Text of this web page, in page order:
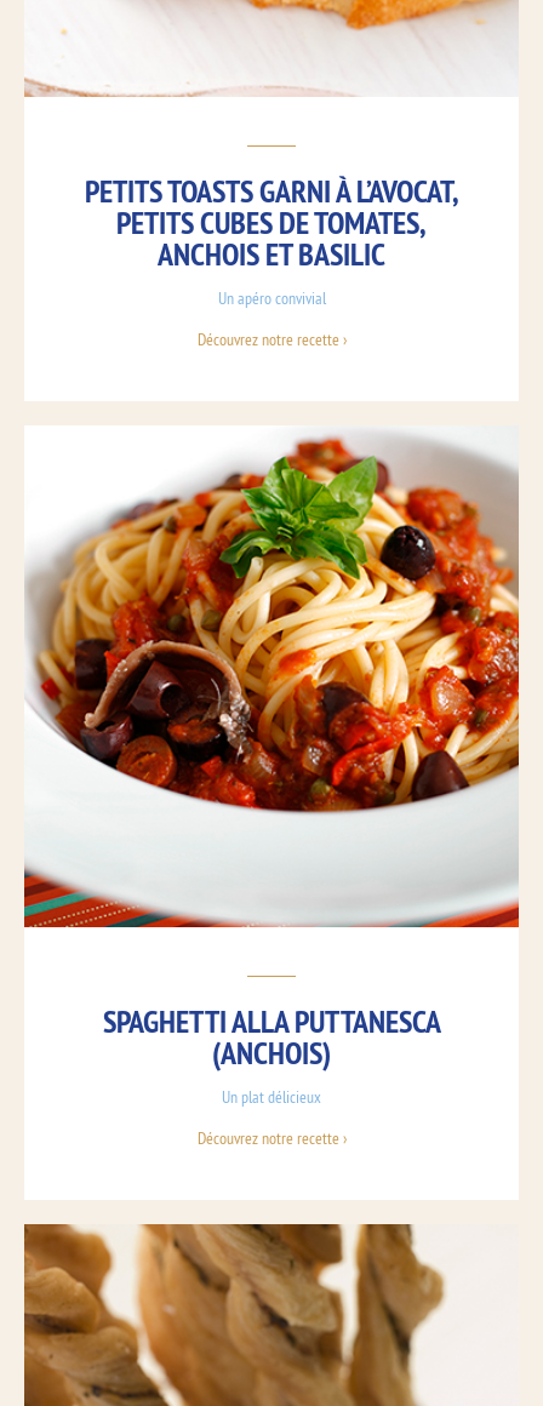
PETITS TOASTS GARNI À L’AVOCAT,
PETITS CUBES DE TOMATES,
ANCHOIS ET BASILIC
Un apéro convivial
Découvrez notre recette ›
SPAGHETTI ALLA PUTTANESCA
(ANCHOIS)
Un plat délicieux
Découvrez notre recette ›